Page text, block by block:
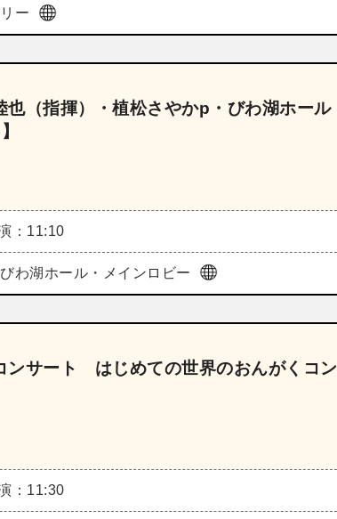
ー
（指揮）・植松さやかp・びわ湖ホール
：11:10
わ湖ホール・メインロビー
サート はじめての世界のおんがくコン
：11:30